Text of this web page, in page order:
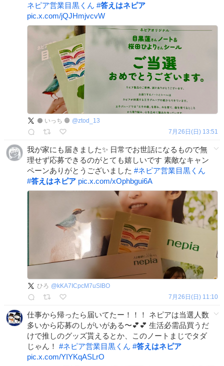
ネピア営業目黒くん #答えはネピア
pic.x.com/jQJHmjvcvW
⚫️ いっち 🟠 @ztod_13
7月26日(日) 13:51
我が家にも届きました✨ 日常でお世話になるもので無
理せず応募できるのがとても嬉しいです 素敵なキャン
ペーンありがとうございました #ネピア営業目黒くん
#答えはネピア pic.x.com/xOphbgui6A
ひろ @ kKA7ICpcM7uSIBO
7月26日(日) 11:10
仕事から帰ったら届いてたー！！！ ネピアは当選人数
多いから応募のしがいがある〜💕💕 生活必需品買うだ
けで推しのグッズ貰えるとか、このノートまじでタダ
じゃん！ #ネピア営業目黒くん #答えはネピア
pic.x.com/YIYKqASLrO